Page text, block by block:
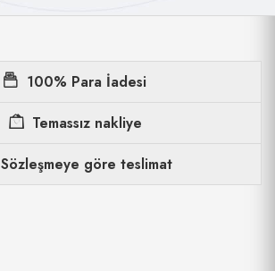
100% Para İadesi
Temassız nakliye
Sözleşmeye göre teslimat